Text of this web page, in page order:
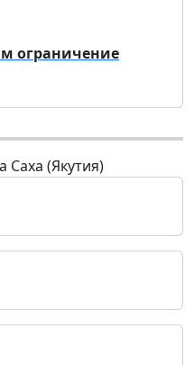
ограничение
Саха (Якутия)